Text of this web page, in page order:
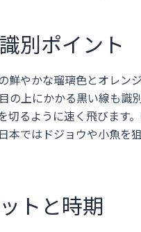
別ポイント
鮮やかな瑠璃色とオレン
の上にかかる黒い線も
切るように速く飛びます
本ではドジョウや小魚
トと時期